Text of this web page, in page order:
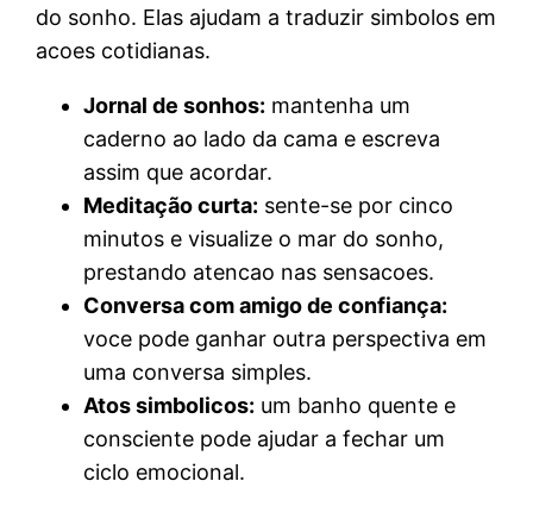
do sonho. Elas ajudam a traduzir simbolos em
acoes cotidianas.
Jornal de sonhos: mantenha um
caderno ao lado da cama e escreva
assim que acordar.
Meditação curta: sente-se por cinco
minutos e visualize o mar do sonho,
prestando atencao nas sensacoes.
Conversa com amigo de confiança:
voce pode ganhar outra perspectiva em
uma conversa simples.
Atos simbolicos: um banho quente e
consciente pode ajudar a fechar um
ciclo emocional.